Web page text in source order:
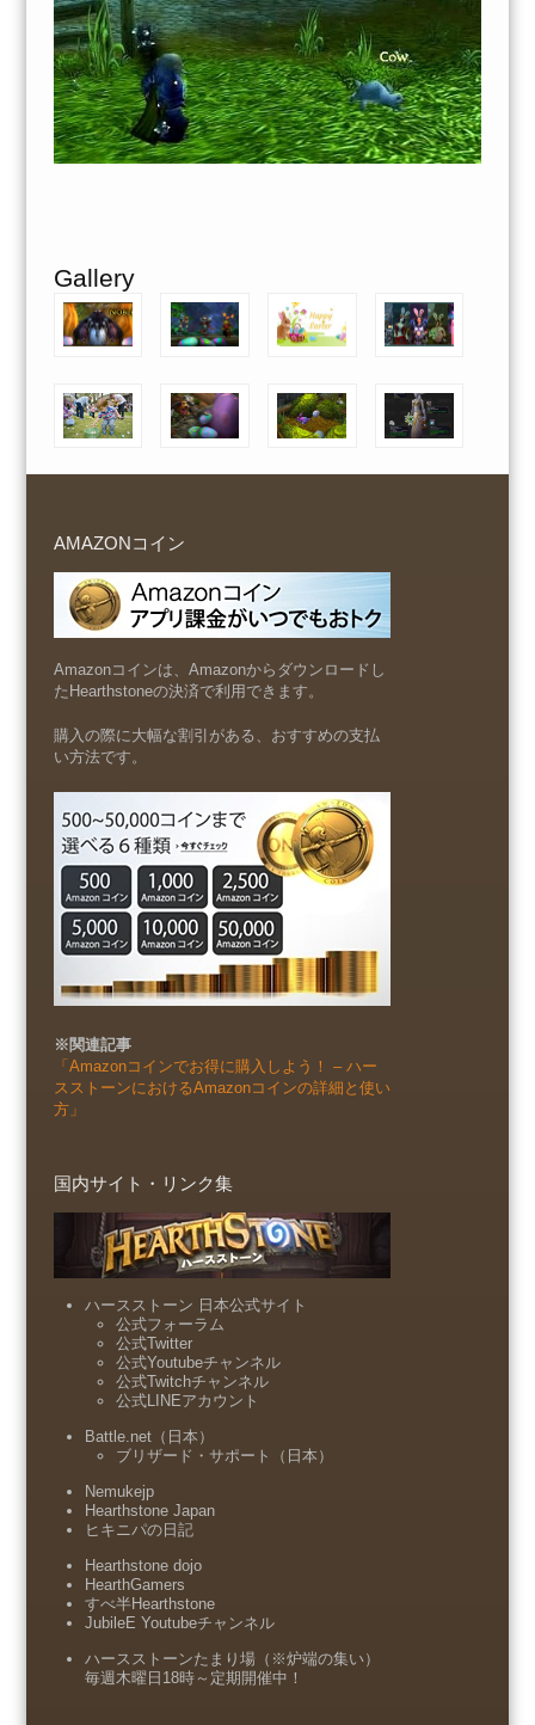
Gallery
AMAZONコイン
Amazonコインは、Amazonからダウンロードし
たHearthstoneの決済で利用できます。
購入の際に大幅な割引がある、おすすめの支払
い方法です。
※関連記事
「Amazonコインでお得に購入しよう！ – ハー
スストーンにおけるAmazonコインの詳細と使い
方」
国内サイト・リンク集
ハースストーン 日本公式サイト
公式フォーラム
公式Twitter
公式Youtubeチャンネル
公式Twitchチャンネル
公式LINEアカウント
Battle.net（日本）
ブリザード・サポート（日本）
Nemukejp
Hearthstone Japan
ヒキニパの日記
Hearthstone dojo
HearthGamers
すべ半Hearthstone
JubileE Youtubeチャンネル
ハースストーンたまり場（※炉端の集い）
毎週木曜日18時～定期開催中！